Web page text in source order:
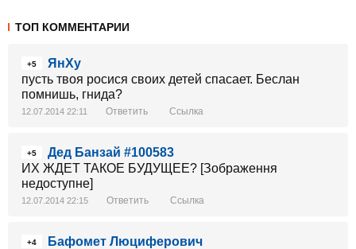
ТОП КОММЕНТАРИИ
+5
ЯнХу
пусть твоя росися своих детей спасает. Беслан
помнишь, гнида?
12.07.2014 22:11 Ответить Ссылка
+5
Дед Банзай #100583
ИХ ЖДЕТ ТАКОЕ БУДУЩЕЕ? [Зображення
недоступне]
12.07.2014 22:15 Ответить Ссылка
+4
Бафомет Люциферович